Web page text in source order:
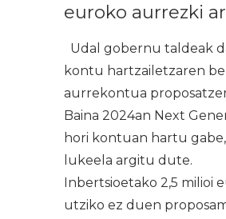
euroko aurrezki
Udal gobernu taldeak
kontu hartzailetzaren
aurrekontua
Baina 2024an Next
hori kontuan hartu
lukeela argitu dute.
Inbertsioetako 2,5
utziko ez duen